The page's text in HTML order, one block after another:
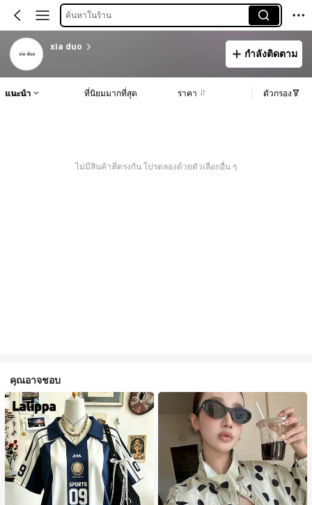
ค้นหาในร้าน
xia duo
กำลังติดตาม
แนะนำ ที่นิยมมากที่สุด ราคา ตัวกรอง
ไม่มีสินค้าที่ตรงกัน โปรดลองด้วยตัวเลือกอื่น ๆ
คุณอาจชอบ